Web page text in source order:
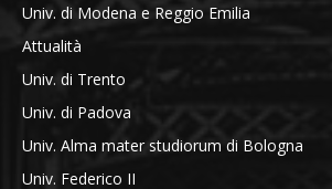
Univ. di Modena e Reggio Emilia
Attualità
Univ. di Trento
Univ. di Padova
Univ. Alma mater studiorum di Bologna
Univ. Federico II